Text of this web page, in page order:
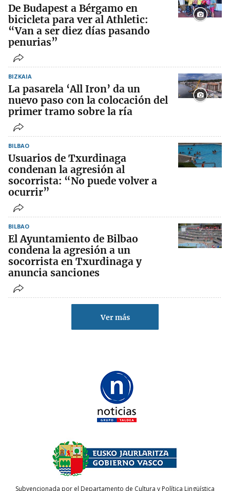
De Budapest a Bérgamo en
bicicleta para ver al Athletic:
“Van a ser diez días pasando
penurias”
BIZKAIA
La pasarela ‘All Iron’ da un
nuevo paso con la colocación del
primer tramo sobre la ría
BILBAO
Usuarios de Txurdinaga
condenan la agresión al
socorrista: “No puede volver a
ocurrir”
BILBAO
El Ayuntamiento de Bilbao
condena la agresión a un
socorrista en Txurdinaga y
anuncia sanciones
Ver más
Subvencionada por el Departamento de Cultura y Política Lingüística